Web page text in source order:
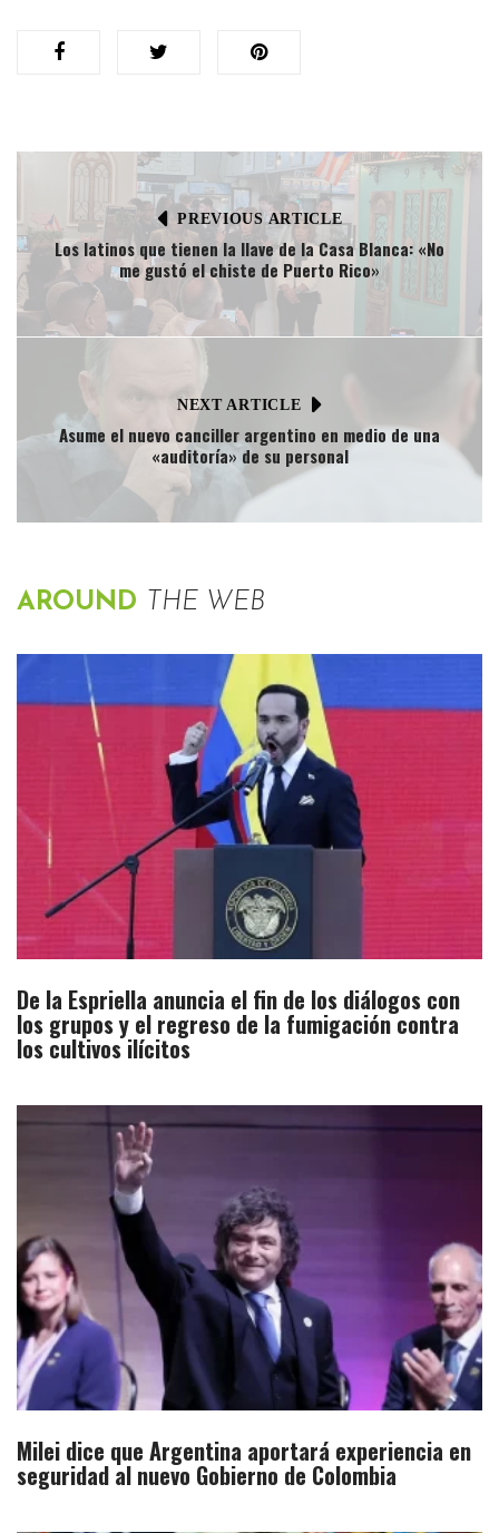
PREVIOUS ARTICLE
Los latinos que tienen la llave de la Casa Blanca: «No
me gustó el chiste de Puerto Rico»
NEXT ARTICLE
Asume el nuevo canciller argentino en medio de una
«auditoría» de su personal
AROUND THE WEB
De la Espriella anuncia el fin de los diálogos con
los grupos y el regreso de la fumigación contra
los cultivos ilícitos
Milei dice que Argentina aportará experiencia en
seguridad al nuevo Gobierno de Colombia